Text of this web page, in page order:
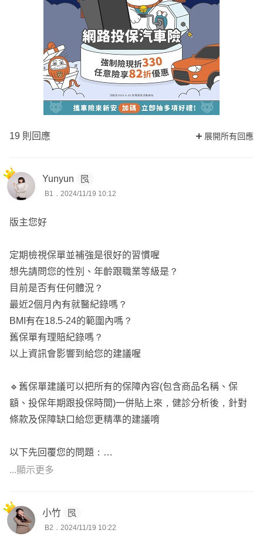
19 則回應 展開所有回應
Yunyun
B1．2024/11/19 10:12
版主您好
定期檢視保單並補強是很好的習慣喔
想先請問您的性別、年齡跟職業等級是？
目前是否有任何體況？
最近2個月內有就醫紀錄嗎？
BMI有在18.5-24的範圍內嗎？
舊保單有理賠紀錄嗎？
以上資訊會影響到給您的建議喔
🔹舊保單建議可以把所有的保障內容(包含商品名稱、保
額、投保年期跟投保時間)一併貼上來，健診分析後，針對
條款及保障缺口給您更精準的建議唷
以下先回覆您的問題：
Q:想請問各位專家，目前意外險(產險)要到期了，市面上產
見解或是有其他推薦的呢? (1) 安達人壽的扶氣滿堂2.0專案
>>保障較全面，沒有保證續保，另外對這間公司很陌生，
不曉得理賠會不會有問題?；(2)台灣人壽的好易保一年定期
...顯示更多
小竹
B2．2024/11/19 10:22